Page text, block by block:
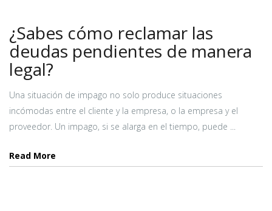
¿Sabes cómo reclamar las
deudas pendientes de manera
legal?
Una situación de impago no solo produce situaciones
incómodas entre el cliente y la empresa, o la empresa y el
proveedor. Un impago, si se alarga en el tiempo, puede ...
Read More